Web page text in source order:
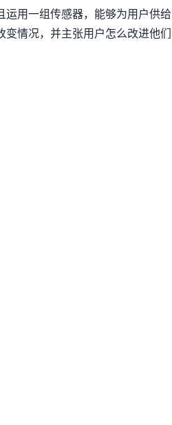
用一组传感器，能够为用户供
情况，并主张用户怎么改进他